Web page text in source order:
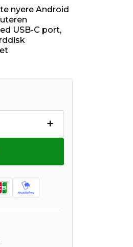
nyere Android
USB-C port,
+